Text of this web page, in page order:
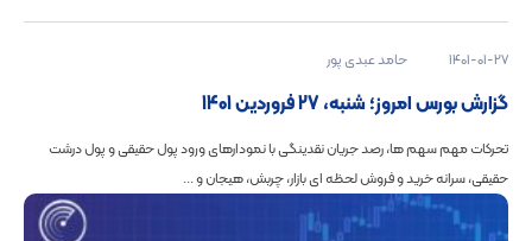
1401-01-27 حامد عبدی پور
گزارش بورس امروز؛ شنبه، 27 فروردین 1401
تحرکات مهم سهم ها، رصد جریان نقدینگی با نمودارهای ورود پول حقیقی و پول درشت
حقیقی، سرانه خرید و فروش لحظه ای بازار، چربش، هیجان و ...